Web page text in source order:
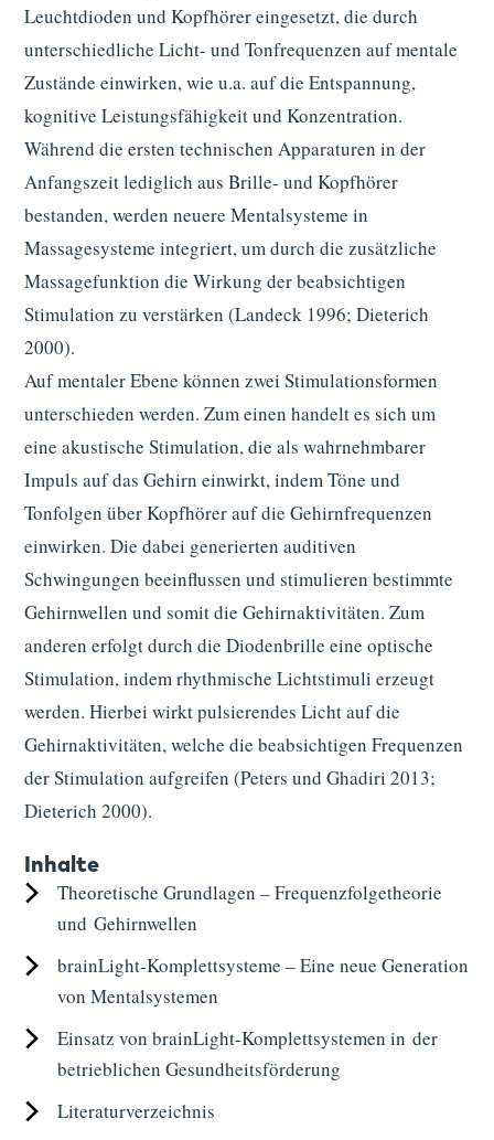
Leuchtdioden und Kopfhörer eingesetzt, die durch
unterschiedliche Licht- und Tonfrequenzen auf mentale
Zustände einwirken, wie u.a. auf die Entspannung,
kognitive Leistungsfähigkeit und Konzentration.
Während die ersten technischen Apparaturen in der
Anfangszeit lediglich aus Brille- und Kopfhörer
bestanden, werden neuere Mentalsysteme in
Massagesysteme integriert, um durch die zusätzliche
Massagefunktion die Wirkung der beabsichtigen
Stimulation zu verstärken (Landeck 1996; Dieterich
2000).
Auf mentaler Ebene können zwei Stimulationsformen
unterschieden werden. Zum einen handelt es sich um
eine akustische Stimulation, die als wahrnehmbarer
Impuls auf das Gehirn einwirkt, indem Töne und
Tonfolgen über Kopfhörer auf die Gehirnfrequenzen
einwirken. Die dabei generierten auditiven
Schwingungen beeinflussen und stimulieren bestimmte
Gehirnwellen und somit die Gehirnaktivitäten. Zum
anderen erfolgt durch die Diodenbrille eine optische
Stimulation, indem rhythmische Lichtstimuli erzeugt
werden. Hierbei wirkt pulsierendes Licht auf die
Gehirnaktivitäten, welche die beabsichtigen Frequenzen
der Stimulation aufgreifen (Peters und Ghadiri 2013;
Dieterich 2000).
Inhalte
Theoretische Grundlagen – Frequenzfolgetheorie
und Gehirnwellen
brainLight-Komplettsysteme – Eine neue Generation
von Mentalsystemen
Einsatz von brainLight-Komplettsystemen in der
betrieblichen Gesundheitsförderung
Literatur­verzeichnis